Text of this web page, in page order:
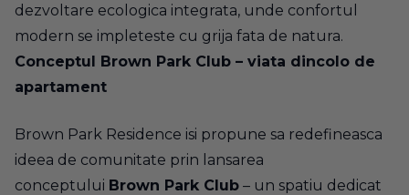
dezvoltare ecologica integrata, unde confortul
modern se impleteste cu grija fata de natura.
Conceptul Brown Park Club – viata dincolo de
apartament
Brown Park Residence isi propune sa redefineasca
ideea de comunitate prin lansarea
conceptului Brown Park Club – un spatiu dedicat